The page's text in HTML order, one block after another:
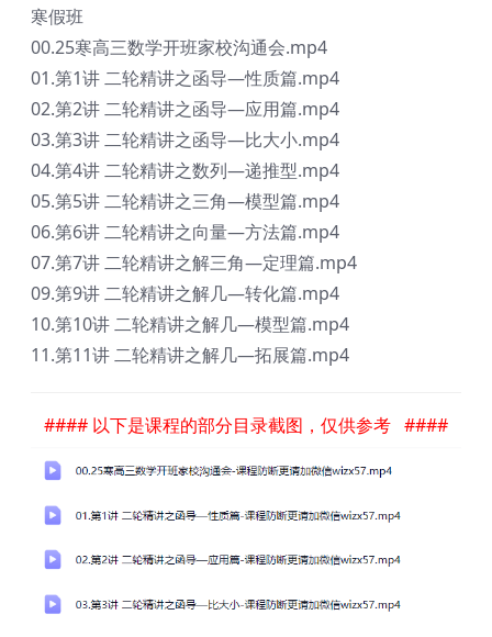
寒假班
00.25寒高三数学开班家校沟通会.mp4
01.第1讲 二轮精讲之函导—性质篇.mp4
02.第2讲 二轮精讲之函导—应用篇.mp4
03.第3讲 二轮精讲之函导—比大小.mp4
04.第4讲 二轮精讲之数列—递推型.mp4
05.第5讲 二轮精讲之三角—模型篇.mp4
06.第6讲 二轮精讲之向量—方法篇.mp4
07.第7讲 二轮精讲之解三角—定理篇.mp4
09.第9讲 二轮精讲之解几—转化篇.mp4
10.第10讲 二轮精讲之解几—模型篇.mp4
11.第11讲 二轮精讲之解几—拓展篇.mp4
#### 以下是课程的部分目录截图，仅供参考 ####